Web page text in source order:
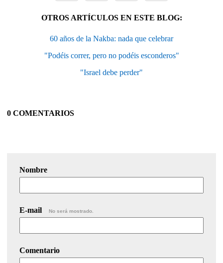
OTROS ARTÍCULOS EN ESTE BLOG:
60 años de la Nakba: nada que celebrar
"Podéis correr, pero no podéis esconderos"
"Israel debe perder"
0 COMENTARIOS
Nombre
E-mail No será mostrado.
Comentario